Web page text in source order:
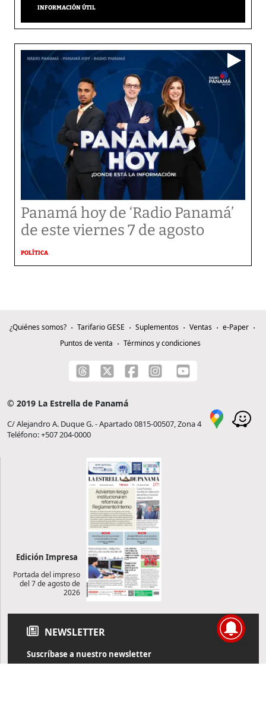
INFORMACIÓN ÚTIL
Panamá hoy de ‘Radio Panamá’
de este viernes 7 de agosto
POLÍTICA
¿Quiénes somos? Tarifario GESE Suplementos Ventas
e-Paper
Puntos de venta
Términos y condiciones
© 2019 La Estrella de Panamá
C/ Alejandro A. Duque G. - Apartado 0815-00507, Zona 4
Teléfono: +507 204-0000
Edición Impresa
Portada del impreso
del 7 de agosto de
2026
NEWSLETTER
Suscríbase a nuestro newsletter
Reciba diariamente información de actualidad directamente en